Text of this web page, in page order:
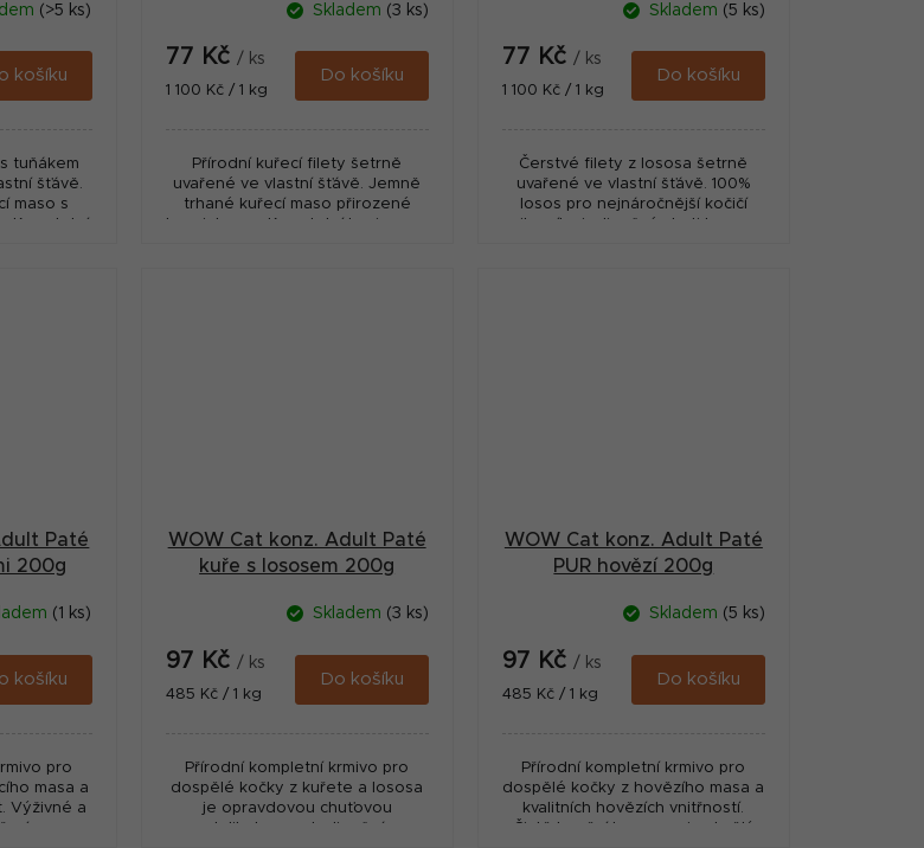
(>5 ks)
košíku
tuňákem
šťávě.
maso s
Skladem (3 ks)
77 Kč / ks
Měrná
1 100 Kč / 1 kg
Do košíku
Přírodní kuřecí filety šetrně
uvařené ve vlastní šťávě. Jemně
trhané kuřecí maso přirozené
Skladem (5 ks)
77 Kč / ks
Měrná
1 100 Kč / 1 kg
Do košíku
Čerstvé filety z lososa šetrně
uvařené ve vlastní šťávě. 100%
losos pro nejnáročnější kočičí
Paté
200g
(1 ks)
košíku
pro
masa a
Výživné a
maso v
WOW Cat konz. Adult Paté
kuře s lososem 200g
Skladem (3 ks)
97 Kč / ks
Měrná
485 Kč / 1 kg
Do košíku
Přírodní kompletní krmivo pro
dospělé kočky z kuřete a lososa
je opravdovou chuťovou
delikatesou. Jedinečná
WOW Cat konz. Adult Paté
PUR hovězí 200g
Skladem (5 ks)
97 Kč / ks
Měrná
485 Kč / 1 kg
Do košíku
Přírodní kompletní krmivo pro
dospělé kočky z hovězího masa a
kvalitních hovězích vnitřností.
Čistě hovězí konzerva je skvělý